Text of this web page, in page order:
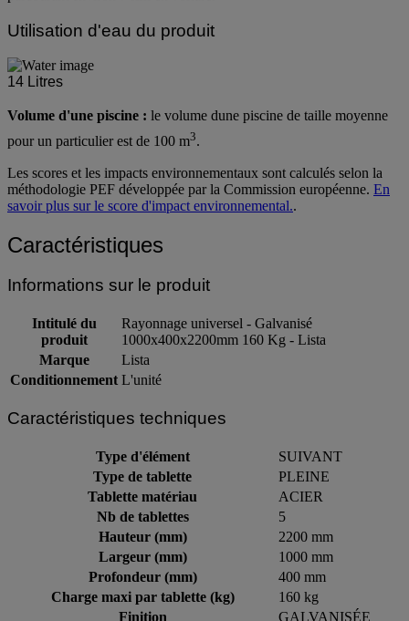
Utilisation d'eau du produit
14 Litres
Volume d'une piscine : le volume dune piscine de taille moyenne
pour un particulier est de 100 m3.
Les scores et les impacts environnementaux sont calculés selon la
méthodologie PEF développée par la Commission européenne. En
savoir plus sur le score d'impact environnemental..
Caractéristiques
Informations sur le produit
Intitulé du
produit
Rayonnage universel - Galvanisé
1000x400x2200mm 160 Kg - Lista
Marque
Lista
Conditionnement L'unité
Caractéristiques techniques
Type d'élément
SUIVANT
Type de tablette
PLEINE
Tablette matériau
ACIER
Nb de tablettes
5
Hauteur (mm)
2200 mm
Largeur (mm)
1000 mm
Profondeur (mm)
400 mm
Charge maxi par tablette (kg)
160 kg
Finition
GALVANISÉE